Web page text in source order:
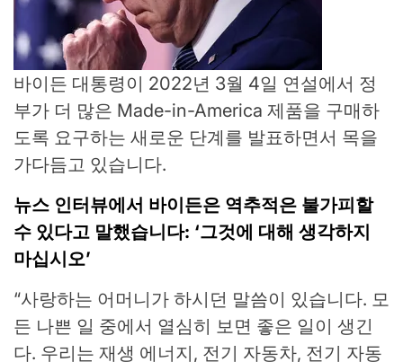
바이든 대통령이 2022년 3월 4일 연설에서 정
부가 더 많은 Made-in-America 제품을 구매하
도록 요구하는 새로운 단계를 발표하면서 목을
가다듬고 있습니다.
뉴스 인터뷰에서 바이든은 역추적은 불가피할
수 있다고 말했습니다: ‘그것에 대해 생각하지
마십시오’
“사랑하는 어머니가 하시던 말씀이 있습니다. 모
든 나쁜 일 중에서 열심히 보면 좋은 일이 생긴
다. 우리는 재생 에너지, 전기 자동차, 전기 자동